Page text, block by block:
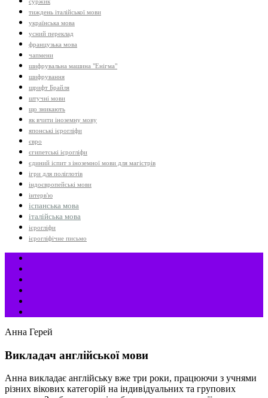
суржик
тиждень італійської мови
українська мова
усний переклад
французька мова
чапмени
шифрувальна машина "Енігма"
шифрування
шрифт Брайля
штучні мови
що зникають
як вчити іноземну мову
японські ієрогліфи
євро
єгипетські ієрогліфи
єдиний іспит з іноземної мови для магістрів
ігри для поліглотів
індоєвропейські мови
інтерв'ю
іспанська мова
італійська мова
ієрогліфи
ієрогліфічне письмо
Анна Герей
Викладач англійської мови
Анна викладає англійську вже три роки, працюючи з учнями
різних вікових категорій на індивідуальних та групових